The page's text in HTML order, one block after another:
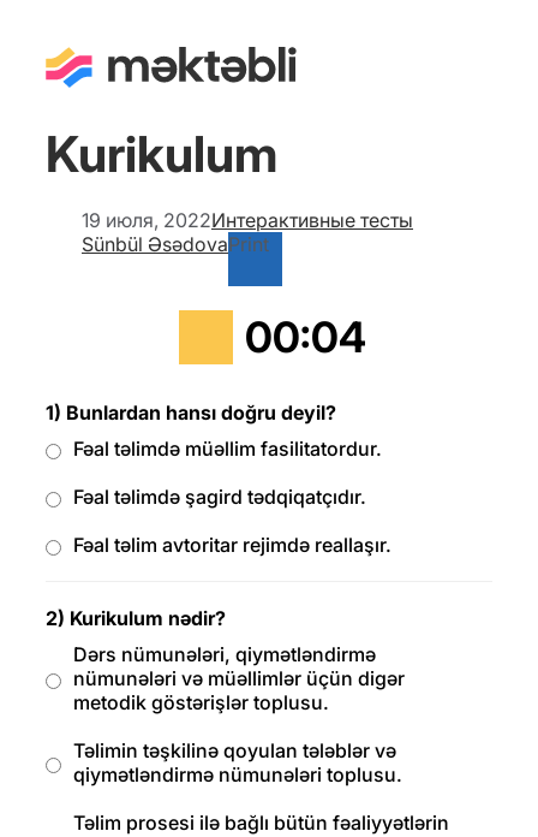
Kurikulum
19 июля, 2022Интерактивные тесты
Sünbül ƏsədovaPrint
00:04
1) Bunlardan hansı doğru deyil?
Fəal təlimdə müəllim fasilitatordur.
Fəal təlimdə şagird tədqiqatçıdır.
Fəal təlim avtoritar rejimdə reallaşır.
2) Kurikulum nədir?
Dərs nümunələri, qiymətləndirmə
nümunələri və müəllimlər üçün digər
metodik göstərişlər toplusu.
Təlimin təşkilinə qoyulan tələblər və
qiymətləndirmə nümunələri toplusu.
Təlim prosesi ilə bağlı bütün fəaliyyətlərin